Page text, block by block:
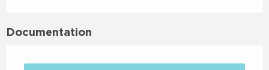
Documentation